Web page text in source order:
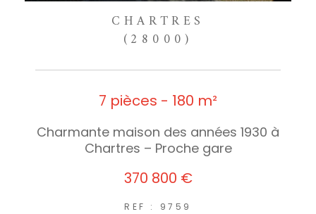
CHARTRES
(28000)
7 pièces - 180 m²
Charmante maison des années 1930 à
Chartres – Proche gare
370 800 €
REF : 9759